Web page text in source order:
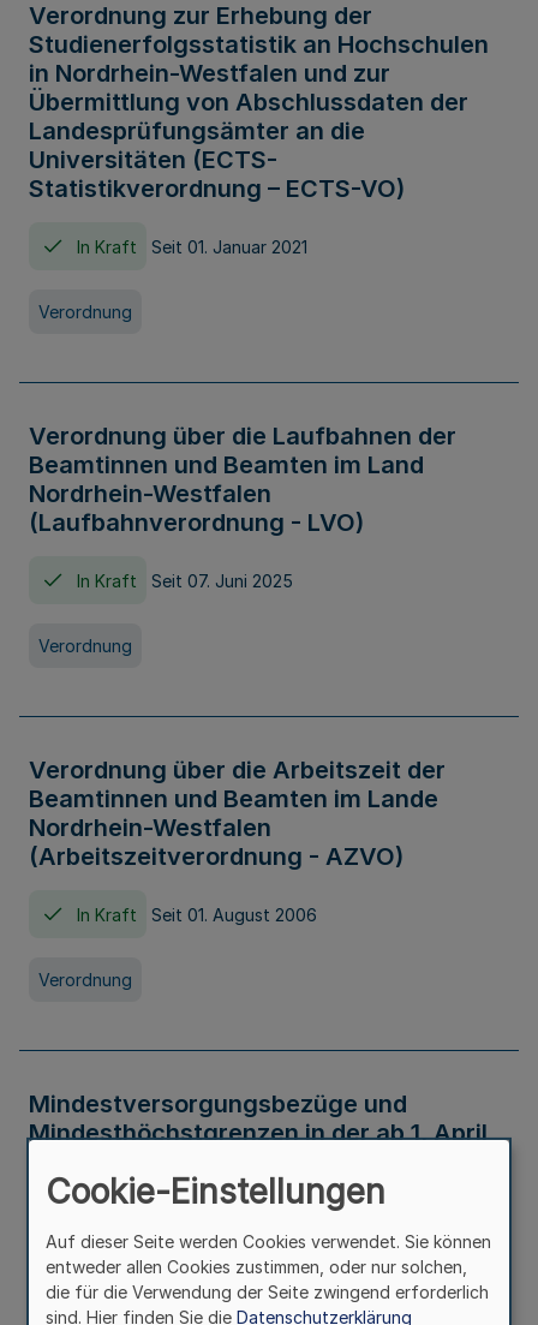
Verordnung zur Erhebung der
Studienerfolgsstatistik an Hochschulen
in Nordrhein-Westfalen und zur
Übermittlung von Abschlussdaten der
Landesprüfungsämter an die
Universitäten (ECTS-
Statistikverordnung – ECTS-VO)
In Kraft Seit 01. Januar 2021
Verordnung
Verordnung über die Laufbahnen der
Beamtinnen und Beamten im Land
Nordrhein-Westfalen
(Laufbahnverordnung - LVO)
In Kraft Seit 07. Juni 2025
Verordnung
Verordnung über die Arbeitszeit der
Beamtinnen und Beamten im Lande
Nordrhein-Westfalen
(Arbeitszeitverordnung - AZVO)
In Kraft Seit 01. August 2006
Verordnung
Mindestversorgungsbezüge und
Mindesthöchstgrenzen in der ab 1. April
Verwaltungsvorschrift
Cookie-Einstellungen
Auf dieser Seite werden Cookies verwendet. Sie können
entweder allen Cookies zustimmen, oder nur solchen,
die für die Verwendung der Seite zwingend erforderlich
sind. Hier finden Sie die Datenschutzerklärung